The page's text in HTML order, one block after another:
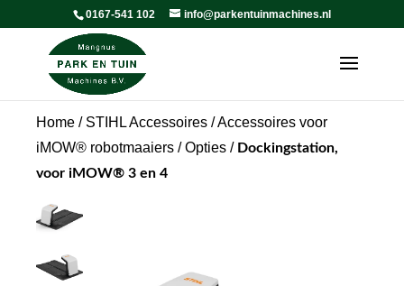
0167-541 102 info@parkentuinmachines.nl
Home / STIHL Accessoires /Accessoires voor
iMOW® robotmaaiers /Opties / Dockingstation,
voor iMOW® 3 en 4